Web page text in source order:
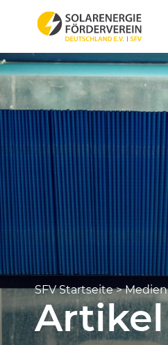
SFV Startseite>Medien
Artikel